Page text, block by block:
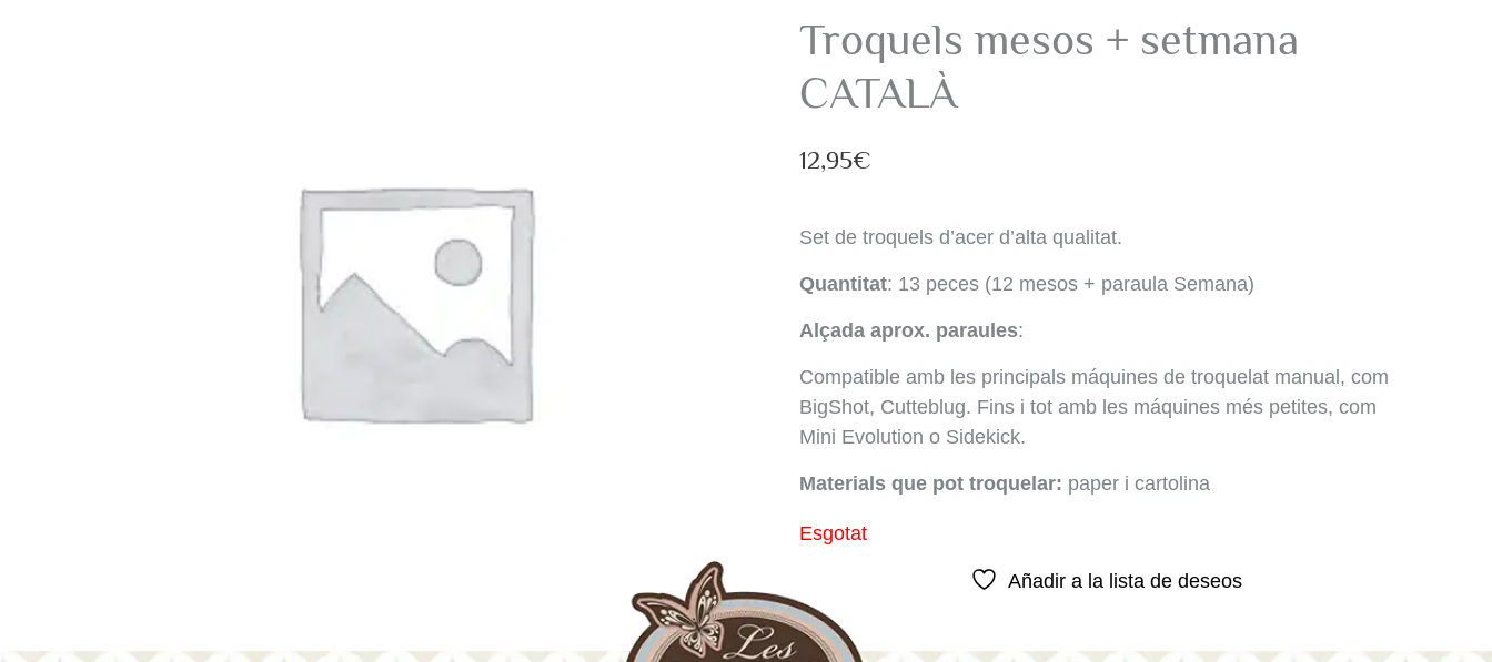
Troquels mesos + setmana
CATALÀ
12,95€
Set de troquels d’acer d’alta qualitat.
Quantitat: 13 peces (12 mesos + paraula Semana)
Alçada aprox. paraules:
Compatible amb les principals máquines de troquelat manual, com
BigShot, Cutteblug. Fins i tot amb les máquines més petites, com
Mini Evolution o Sidekick.
Materials que pot troquelar: paper i cartolina
Esgotat
Añadir a la lista de deseos